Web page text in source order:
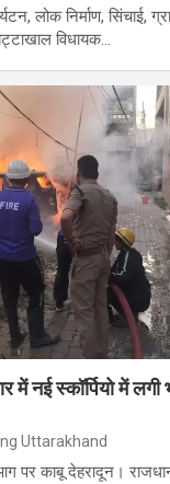
लोक निर्माण, सिंचाई,
विधायक…
में नई स्कॉर्पियो में
Uttarakhand
पर काबू देहरादून।